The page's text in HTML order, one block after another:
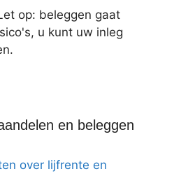
op: beleggen gaat
u kunt uw inleg
en beleggen
over lijfrente en